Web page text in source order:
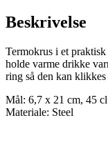
Beskrivelse
Termokrus i et
holde varme drikke
ring så den kan
Mål: 6,7 x 21 cm, 45 cl
Materiale: Steel